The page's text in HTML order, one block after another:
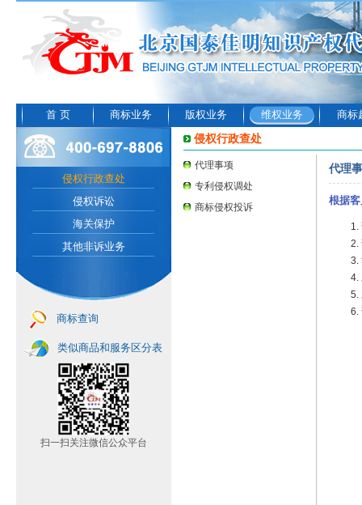
首 页 商标业务 版权业务 维权业务 商标
侵权行政查处
侵权诉讼
海关保护
其他非诉业务
商标查询
类似商品和服务区分表
扫一扫关注微信公众平台
侵权行政查处
代理事项
专利侵权调处
商标侵权投诉
代理
根据